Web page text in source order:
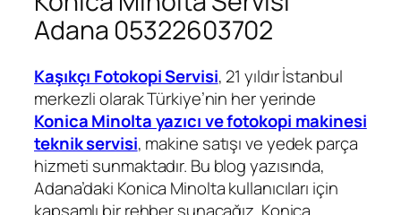
Adana 05322603702
Kaşıkçı Fotokopi Servisi, 21 yıldır İstanbul
merkezli olarak Türkiye’nin her yerinde
Konica Minolta yazıcı ve fotokopi makinesi
teknik servisi, makine satışı ve yedek parça
hizmeti sunmaktadır. Bu blog yazısında,
Adana’daki Konica Minolta kullanıcıları için